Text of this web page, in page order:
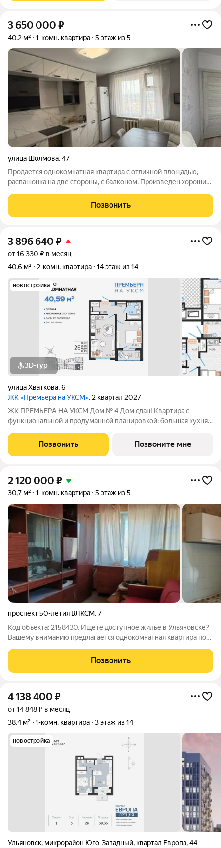
3 650 000 ₽
40,2 м² 1-комн. квартира 5 этаж из 5
улица Шолмова,47
Продается однокомнатная квартира с отличной площадью,
распашонка на две стороны, с балконом. Произведен хороший
мебель в прихожей. Хорошая локация дома, спокойный тихий
двор с парковкой у дома.
Позвонить
3 896 640 ₽
от 16 330 ₽ в месяц
40,6 м²
2-комн. квартира 14 этаж из 14
новостройка
3D-тур
улица Хваткова,6
ЖК «Премьера на УКСМ», 2 квартал 2027
ЖК ПРЕМЬЕРА НА УКСМ Дом № 4 Дом сдан! Квартира с
функциональной и продуманной планировкой: большая кухня и
выполнена стяжка пола, лоджии остеклены, установлены
счетчики, заведен кабель для подключения
Позвонить Позвоните мне
2 120 000 ₽
30,7 м² 1-комн. квартира 5 этаж из 5
проспект 50-летия ВЛКСМ,7
Код объекта: 2158430. Ищете доступное жильё в Ульяновске?
Вашему вниманию предлагается однокомнатная квартира по
выбор для тех, кто ограничен в бюджете. Расположена на
пятом этаже
Позвонить
4 138 400 ₽
от 14 848 ₽ в месяц
38,4 м²
1-комн. квартира 3 этаж из 14
новостройка
Ульяновск, микрорайон Юго-Западный, квартал Европа,44